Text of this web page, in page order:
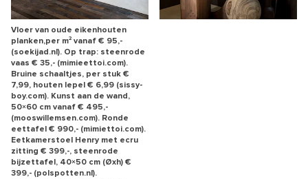
Vloer van oude eikenhouten
planken,per m² vanaf € 95,-
(soekijad.nl). Op trap: steenrode
vaas € 35,- (mimieettoi.com).
Bruine schaaltjes, per stuk €
7,99, houten lepel € 6,99 (sissy-
boy.com). Kunst aan de wand,
50×60 cm vanaf € 495,-
(mooswillemsen.com). Ronde
eettafel € 990,- (mimiettoi.com).
Eetkamerstoel Henry met ecru
zitting € 399,-, steenrode
bijzettafel, 40×50 cm (Øxh) €
399,- (polspotten.nl).